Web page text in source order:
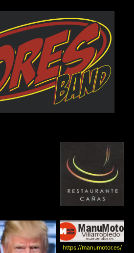
https://manumotor.es/